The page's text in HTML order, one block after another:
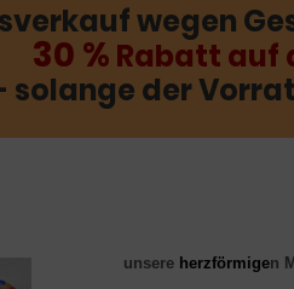
wegen
30 % Rabatt auf
solange der
unsere herzförmigen